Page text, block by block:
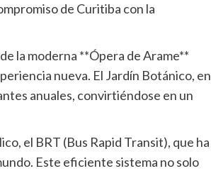
de Curitiba con la
la moderna **Ópera de Arame**
nueva. El Jardín Botánico, en
anuales, convirtiéndose en un
el BRT (Bus Rapid Transit), que ha
Este eficiente sistema no solo